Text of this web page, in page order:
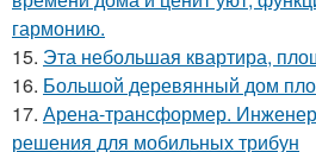
гармонию.
15. Эта небольшая квартира,
16. Большой деревянный дом
17. Арена-трансформер.
решения для мобильных трибун